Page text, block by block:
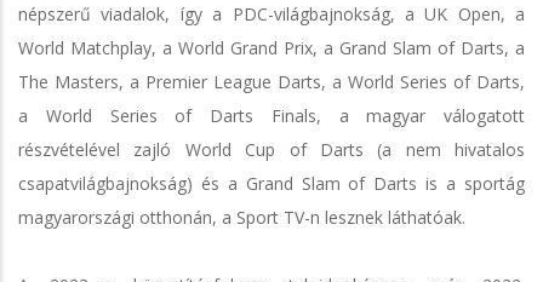
népszerű viadalok, így a PDC-világbajnokság, a UK Open, a
World Matchplay, a World Grand Prix, a Grand Slam of Darts, a
The Masters, a Premier League Darts, a World Series of Darts,
a World Series of Darts Finals, a magyar válogatott
részvételével zajló World Cup of Darts (a nem hivatalos
csapatvilágbajnokság) és a Grand Slam of Darts is a sportág
magyarországi otthonán, a Sport TV-n lesznek láthatóak.